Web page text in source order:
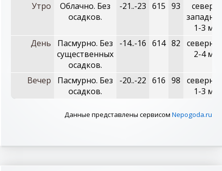
Утро
Облачно. Без
осадков.
-21..-23 615 93
северо-
1-3 м/с
День
Пасмурно. Без
существенных
осадков.
-14..-16 614 82
2-4 м/с
Вечер
Пасмурно. Без
осадков.
-20..-22 616 98
1-3 м/с
Данные представлены сервисом Nepogoda.ru